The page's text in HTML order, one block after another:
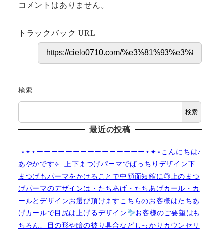
コメントはありません。
トラックバック URL
検索
検索
最近の投稿
.⋆✦⋆ーーーーーーーーーーーーーーー⋆✦⋆こんにちは♪
あやかです︎⟡.·上下まつげパーマでぱっちりデザイン下
まつげもパーマをかけることで中顔面短縮に◎上のまつ
げパーマのデザインは・たちあげ・たちあげカール・カ
ールとデザインお選び頂けますこちらのお客様はたちあ
げカールで目尻は上げるデザイン
お客様のご要望はも
ちろん、目の形や瞼の被り具合などしっかりカウンセリ